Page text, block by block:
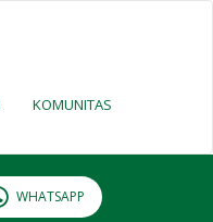
KOMUNITAS
WHATSAPP